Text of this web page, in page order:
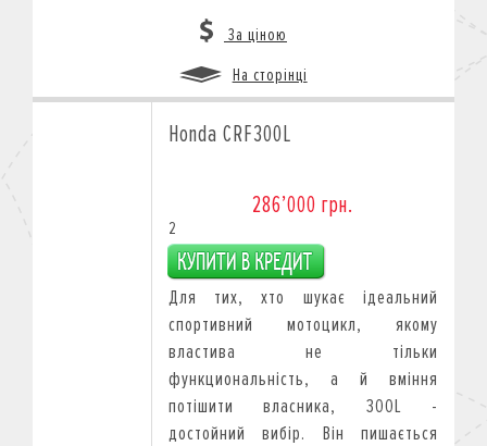
За ціною
На сторінці
Honda CRF300L
286’000 грн.
2
Для тих, хто шукає ідеальний
спортивний мотоцикл, якому
властива не тільки
функциональність, а й вміння
потішити власника, 300L -
достойний вибір. Він пишається